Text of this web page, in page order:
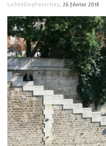
LeSiteDesPeniches, 26 février 2018